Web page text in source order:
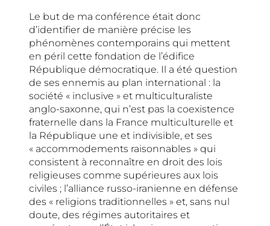
Le but de ma conférence était donc
d’identifier de manière précise les
phénomènes contemporains qui mettent
en péril cette fondation de l’édifice
République démocratique. Il a été question
de ses ennemis au plan international : la
société « inclusive » et multiculturaliste
anglo-saxonne, qui n’est pas la coexistence
fraternelle dans la France multiculturelle et
la République une et indivisible, et ses
« accommodements raisonnables » qui
consistent à reconnaître en droit des lois
religieuses comme supérieures aux lois
civiles ; l’alliance russo-iranienne en défense
des « religions traditionnelles » et, sans nul
doute, des régimes autoritaires et